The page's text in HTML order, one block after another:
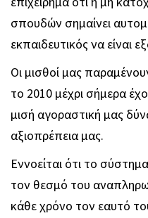
σπουδών σημαίνει
εκπαιδευτικός να είναι
Οι μισθοί μας
το 2010 μέχρι σήμερα
μισή αγοραστική μας
αξιοπρέπεια μας.
Εννοείται ότι το
τον θεσμό του
κάθε χρόνο τον εαυτό